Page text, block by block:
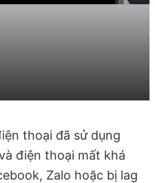
thoại đã sử dụng
điện thoại mất khá
Zalo hoặc bị lag